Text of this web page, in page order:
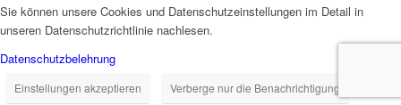
Sie können unsere Cookies und Datenschutzeinstellungen im Detail in
unseren Datenschutzrichtlinie nachlesen.
Datenschutzbelehrung
Einstellungen akzeptieren Verberge nur die Benachrichtigung